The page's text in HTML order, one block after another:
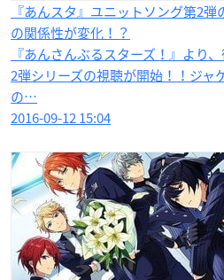
『あんスタ』ユニットソング第2
の関係性が変化！？
『あんさんぶるスターズ！』より
2弾シリーズの視聴が開始！！ジャ
の…
2016-09-12 15:04